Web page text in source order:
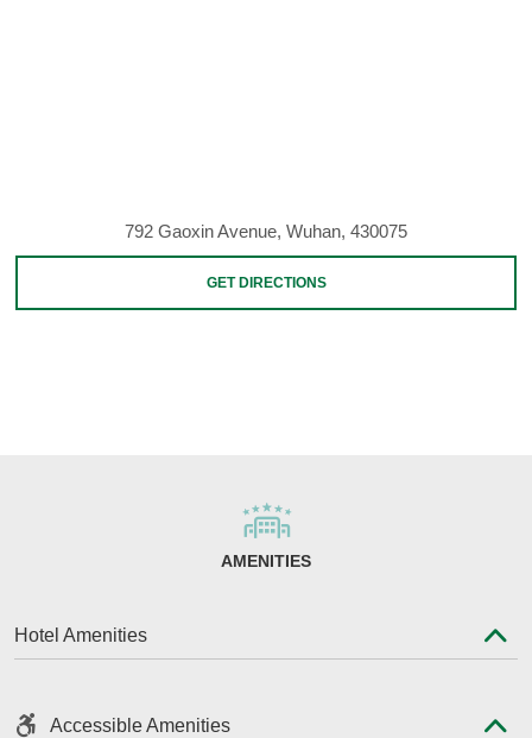
792 Gaoxin Avenue, Wuhan, 430075
GET DIRECTIONS
AMENITIES
Hotel Amenities
Accessible Amenities